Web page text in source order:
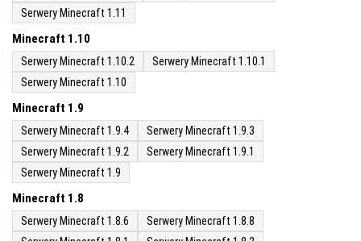
Serwery Minecraft 1.11
Minecraft 1.10
Serwery Minecraft 1.10.2
Serwery Minecraft 1.10.1
Serwery Minecraft 1.10
Minecraft 1.9
Serwery Minecraft 1.9.4
Serwery Minecraft 1.9.3
Serwery Minecraft 1.9.2
Serwery Minecraft 1.9.1
Serwery Minecraft 1.9
Minecraft 1.8
Serwery Minecraft 1.8.6
Serwery Minecraft 1.8.8